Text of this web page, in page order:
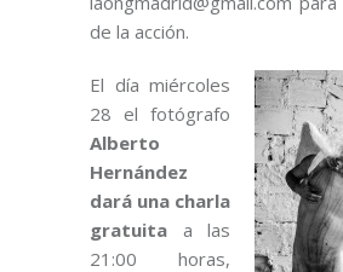
de la acción.
El día miércoles
28 el fotógrafo
Alberto
Hernández
dará una charla
gratuita a las
21:00 horas,